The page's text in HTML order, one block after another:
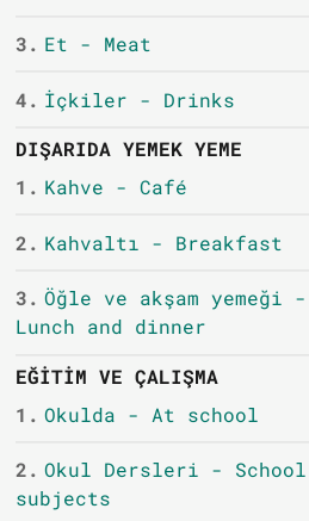
3. Et - Meat
4. İçkiler - Drinks
DIŞARIDA YEMEK YEME
1. Kahve - Café
2. Kahvaltı - Breakfast
3. Öğle ve akşam yemeği -
Lunch and dinner
EĞITIM VE ÇALIŞMA
1. Okulda - At school
2. Okul Dersleri - School
subjects